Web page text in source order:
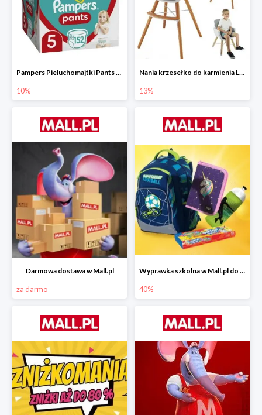
Pampers Pieluchomajtki Pants 5 (12-17 kg) 152 szt.
10%
Nania krzesełko do karmienia LUNA 2w1
13%
Darmowa dostawa w Mall.pl
za darmo
Wyprawka szkolna w Mall.pl do -40%
40%